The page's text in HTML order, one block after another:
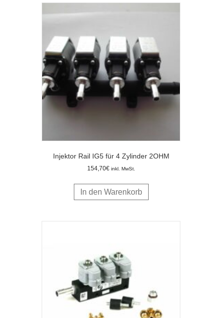
Injektor Rail IG5 für 4 Zylinder 2OHM
154,70€ inkl. MwSt.
In den Warenkorb